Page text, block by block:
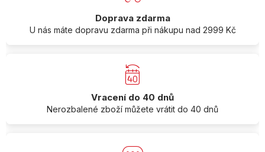
Doprava zdarma
U nás máte dopravu zdarma při nákupu nad 2999 Kč
Vracení do 40 dnů
Nerozbalené zboží můžete vrátit do 40 dnů